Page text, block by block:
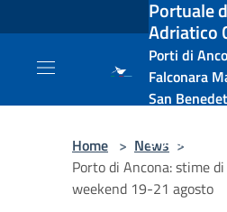
Salta al contenuto principalePortuale
Adriatico
Porti di
Falconara
San
e Vasto
Home > News >
Porto di Ancona: stime
weekend 19-21 agosto